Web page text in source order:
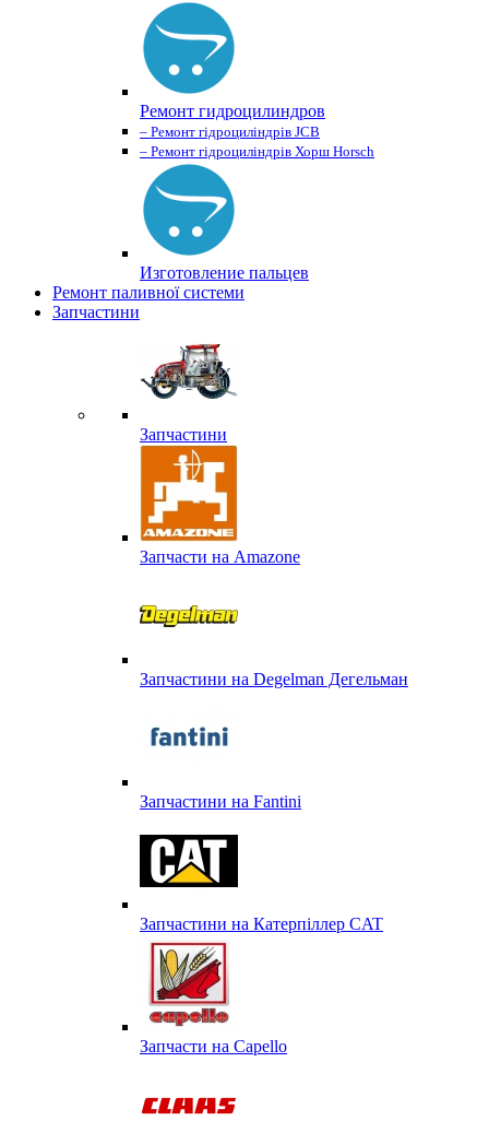
Ремонт гидроцилиндров
– Ремонт гідроциліндрів JCB
– Ремонт гідроциліндрів Хорш Horsch
Изготовление пальцев
Ремонт паливної системи
Запчастини
Запчастини
Запчасти на Amazone
Запчастини на Degelman Дегельман
Запчастини на Fantini
Запчастини на Катерпіллер CAT
Запчасти на Capello